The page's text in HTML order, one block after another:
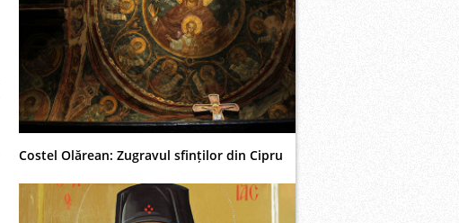
Costel Olărean: Zugravul sfinților din Cipru